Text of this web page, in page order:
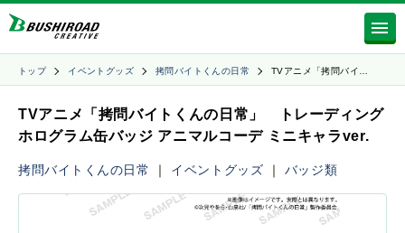
トップ イベントグッズ 拷問バイトくんの日常 TVアニメ「拷問バイ…
TVアニメ「拷問バイトくんの日常」 トレーディング
ホログラム缶バッジ アニマルコーデ ミニキャラver.
拷問バイトくんの日常 ｜ イベントグッズ ｜ バッジ類